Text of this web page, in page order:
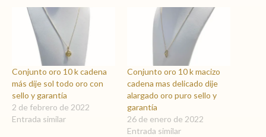
Conjunto oro 10 k cadena
más dije sol todo oro con
sello y garantía
2 de febrero de 2022
Entrada similar
Conjunto oro 10 k macizo
cadena mas delicado dije
alargado oro puro sello y
garantía
26 de enero de 2022
Entrada similar